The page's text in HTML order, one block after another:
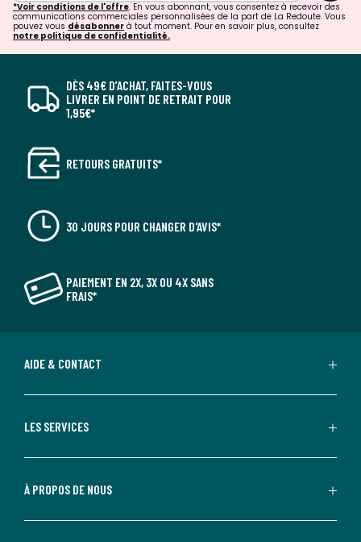
*Voir conditions de l'offre. En vous abonnant, vous consentez à recevoir des
communications commerciales personnalisées de la part de La Redoute. Vous
pouvez vous désabonner à tout moment. Pour en savoir plus, consultez
notre politique de confidentialité.
DÈS 49€ D’ACHAT, FAITES-VOUS
LIVRER EN POINT DE RETRAIT POUR
1,95€*
RETOURS GRATUITS*
30 JOURS POUR CHANGER D'AVIS*
PAIEMENT EN 2X, 3X OU 4X SANS
FRAIS*
AIDE & CONTACT
LES SERVICES
À PROPOS DE NOUS